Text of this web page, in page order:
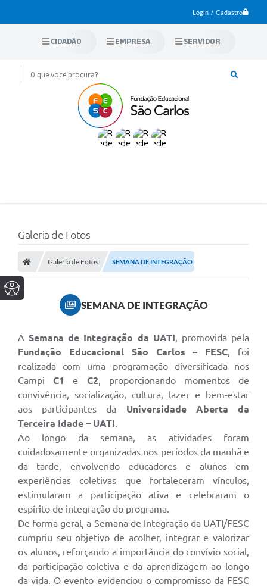
Login / Cadastro
CIDADÃO EMPRESA SERVIDOR
Galeria de Fotos
Galeria de Fotos SEMANA DE INTEGRAÇÃO
SEMANA DE INTEGRAÇÃO
ASemana de Integração da UATI, promovida pela
Fundação Educacional São Carlos – FESC, foi
realizada com uma programação diversificada nos
CampiC1 e C2, proporcionando momentos de
convivência, socialização, cultura, lazer e bem-estar
aos participantes da Universidade Aberta da
Terceira Idade – UATI.
Ao longo da semana, as atividades foram
cuidadosamente organizadas nos períodos da manhã e
da tarde, envolvendo educadores e alunos em
experiências coletivas que fortaleceram vínculos,
estimularam a participação ativa e celebraram o
espírito de integração do programa.
De forma geral, a Semana de Integração da UATI/FESC
cumpriu seu objetivo de acolher, integrar e valorizar
os alunos, reforçando a importância do convívio social,
da participação coletiva e da aprendizagem ao longo
da vida. O evento evidenciou o compromisso da FESC